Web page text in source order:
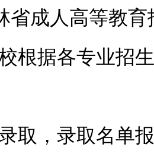
成人高等教育
根据各专业招
取，录取名单